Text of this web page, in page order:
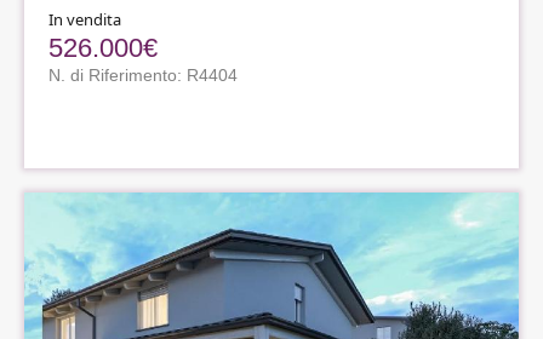
In vendita
526.000€
N. di Riferimento: R4404